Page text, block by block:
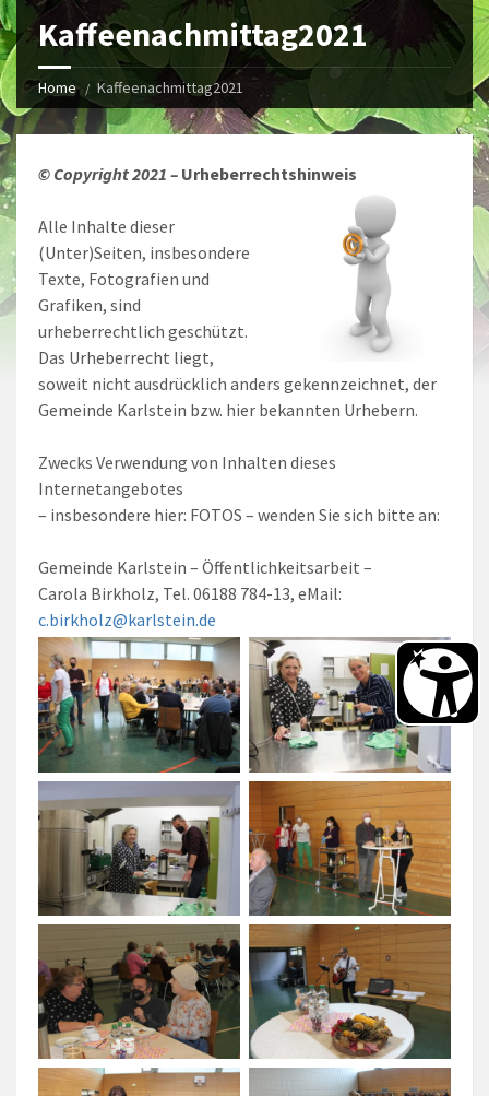
Kaffeenachmittag2021
Home Kaffeenachmittag2021
© Copyright 2021 – Urheberrechtshinweis
Alle Inhalte dieser
(Unter)Seiten, insbesondere
Texte, Fotografien und
Grafiken, sind
urheberrechtlich geschützt.
Das Urheberrecht liegt,
soweit nicht ausdrücklich anders gekennzeichnet, der
Gemeinde Karlstein bzw. hier bekannten Urhebern.
Zwecks Verwendung von Inhalten dieses
Internetangebotes
– insbesondere hier: FOTOS – wenden Sie sich bitte an:
Gemeinde Karlstein – Öffentlichkeitsarbeit –
Carola Birkholz, Tel. 06188 784-13, eMail:
c.birkholz@karlstein.de